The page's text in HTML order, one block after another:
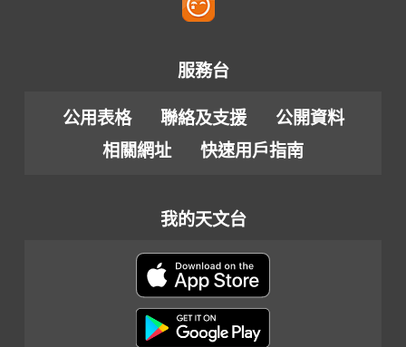
服務台
公用表格 聯絡及支援
公開資料
相關網址
快速用戶指南
我的天文台